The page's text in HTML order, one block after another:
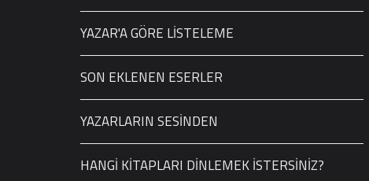
YAZAR'A GÖRE LİSTELEME
SON EKLENEN ESERLER
YAZARLARIN SESİNDEN
HANGİ KİTAPLARI DİNLEMEK İSTERSİNİZ?